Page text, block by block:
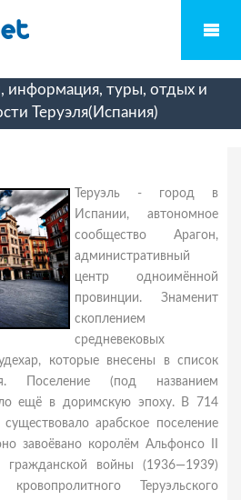
информация, туры, отдых и
Теруэля(Испания)
Теруэль - город в
Испании, автономное
сообщество Арагон,
административный
центр одноимённой
провинции. Знаменит
скоплением
средневековых
которые внесены в список
Поселение (под названием
ещё в доримскую эпоху. В 714
арабское поселение
завоёвано королём Альфонсо II
войны (1936—1939)
Теруэльского